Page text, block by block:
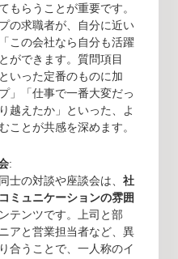
もらうことが重要です。
の求職者が、自分に近い
この会社なら自分も活躍
ができます。質問項目
いった定番のものに加
」「仕事で一番大変だっ
越えたか」といった、よ
ことが共感を深めます。
:
士の対談や座談会は、社
ミュニケーションの雰囲
テンツです。上司と部
アと営業担当者など、異
合うことで、一人称のイ